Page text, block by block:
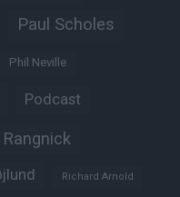
Paul Scholes
Phil Neville
Podcast
Richard Arnold